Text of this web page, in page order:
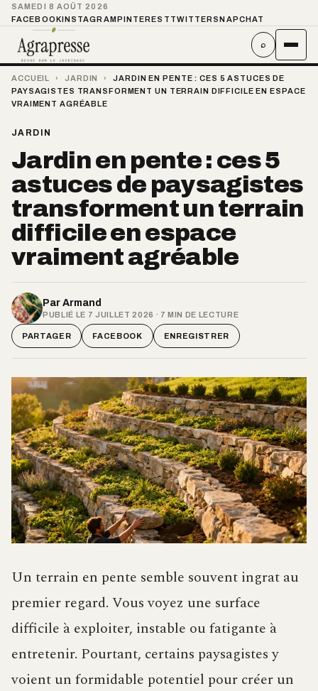
SAMEDI 8 AOÛT 2026
FACEBOOKINSTAGRAMPINTEREST TWITTER SNAPCHAT
⌕
ACCUEIL › JARDIN ›
JARDIN EN PENTE : CES 5 ASTUCES DE
PAYSAGISTES TRANSFORMENT UN TERRAIN DIFFICILE EN ESPACE
VRAIMENT AGRÉABLE
JARDIN
Jardin en pente : ces 5
astuces de paysagistes
transforment un terrain
difficile en espace
vraiment agréable
Par Armand
PUBLIÉ LE 7 JUILLET 2026 · 7 MIN DE LECTURE
PARTAGER FACEBOOK ENREGISTRER
Un terrain en pente semble souvent ingrat au
premier regard. Vous voyez une surface
difficile à exploiter, instable ou fatigante à
entretenir. Pourtant, certains paysagistes y
voient un formidable potentiel pour créer un